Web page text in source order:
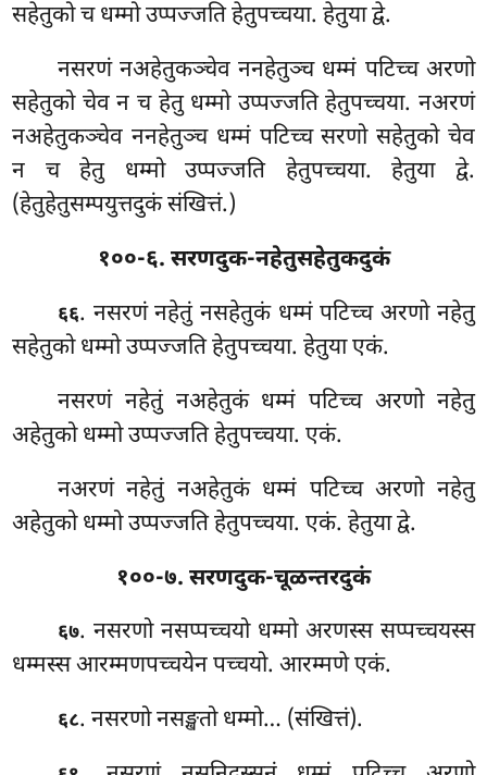
सहेतुको च धम्मो उप्पज्जति हेतुपच्चया. हेतुया द्वे.
नसरणं नअहेतुकञ्चेव ननहेतुञ्च धम्मं पटिच्च अरणो
सहेतुको चेव न च हेतु धम्मो उप्पज्जति हेतुपच्चया. नअरणं
नअहेतुकञ्चेव ननहेतुञ्च धम्मं पटिच्च सरणो सहेतुको चेव
न च हेतु धम्मो उप्पज्जति हेतुपच्चया. हेतुया द्वे.
(हेतुहेतुसम्पयुत्तदुकं संखित्तं.)
१००-६. सरणदुक-नहेतुसहेतुकदुकं
६६. नसरणंनहेतुं नसहेतुकं धम्मं पटिच्च अरणो नहेतु
सहेतुको धम्मो उप्पज्जति हेतुपच्चया. हेतुया एकं.
नसरणं नहेतुं नअहेतुकं धम्मं पटिच्च अरणो नहेतु
अहेतुको धम्मो उप्पज्जति हेतुपच्चया. एकं.
नअरणं नहेतुं नअहेतुकं धम्मं पटिच्च अरणो नहेतु
अहेतुको धम्मो उप्पज्जति हेतुपच्चया. एकं. हेतुया द्वे.
१००-७. सरणदुक-चूळन्तरदुकं
६७. नसरणो नसप्पच्चयो धम्मो अरणस्स सप्पच्चयस्स
धम्मस्स आरम्मणपच्चयेन पच्चयो. आरम्मणे एकं.
६८. नसरणो नसङ्खतो धम्मो… (संखित्तं).